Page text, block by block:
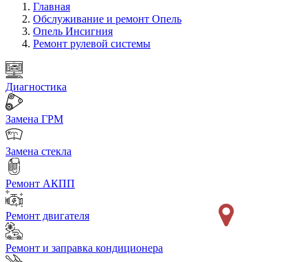
Главная
Обслуживание и ремонт Опель
Опель Инсигния
Ремонт рулевой системы
Диагностика
Замена ГРМ
Замена стекла
Ремонт АКПП
Ремонт двигателя
Ремонт и заправка кондиционера